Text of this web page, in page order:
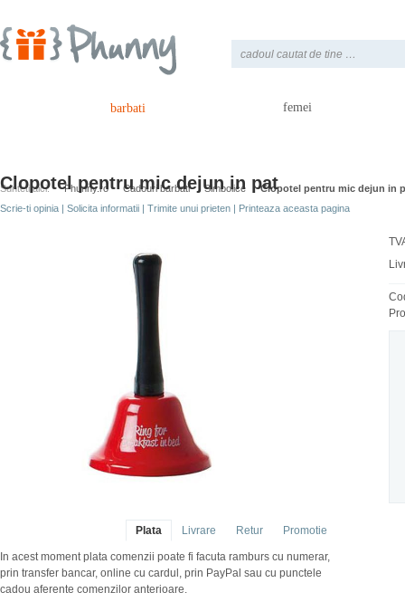
barbati femei
Sunteti aici: Phunny.ro Cadouri barbati Simbolice Clopotel pentru mic dejun in
Clopotel pentru mic dejun in pat
Scrie-ti opinia | Solicita informatii | Trimite unui prieten | Printeaza aceasta pagina
Plata Livrare Retur Promotie
In acest moment plata comenzii poate fi facuta ramburs cu numerar,
prin transfer bancar, online cu cardul, prin PayPal sau cu punctele
cadou aferente comenzilor anterioare.